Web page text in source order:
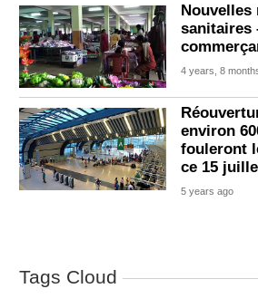
Nouvelles
sanitaires
4 years, 8
environ
fouleront
ce 15
5 years ago
Tags Cloud